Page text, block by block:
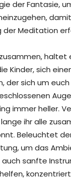
der Fantasie,
der Meditation
haltet
Kinder, sich
der sich um
immer heller.
ihr alle
Beleuchtet
um das
auch sanfte